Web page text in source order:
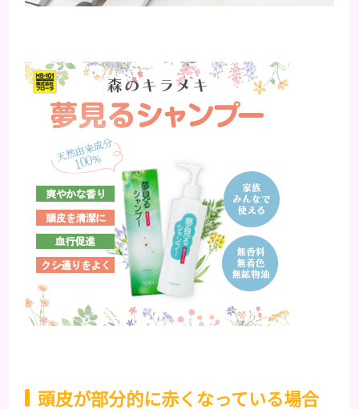
頭皮が部分的に赤くなっている場合